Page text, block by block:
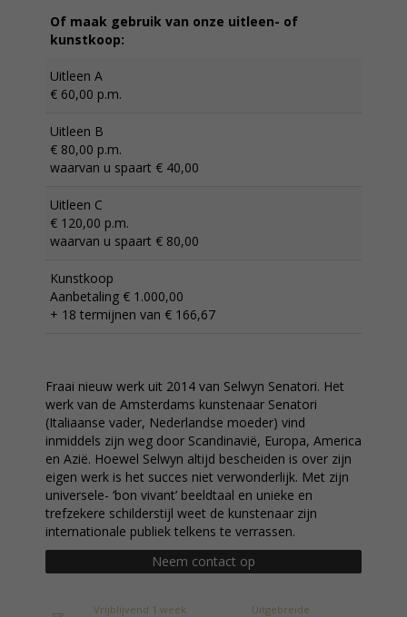
Of maak gebruik van onze uitleen- of
kunstkoop:
Uitleen A
€ 60,00 p.m.
Uitleen B
€ 80,00 p.m.
waarvan u spaart € 40,00
Uitleen C
€ 120,00 p.m.
waarvan u spaart € 80,00
Kunstkoop
Aanbetaling € 1.000,00
+ 18 termijnen van € 166,67
Fraai nieuw werk uit 2014 van Selwyn Senatori. Het
werk van de Amsterdams kunstenaar Senatori
(Italiaanse vader, Nederlandse moeder) vind
inmiddels zijn weg door Scandinavië, Europa, America
en Azië. Hoewel Selwyn altijd bescheiden is over zijn
eigen werk is het succes niet verwonderlijk. Met zijn
universele- ‘bon vivant’ beeldtaal en unieke en
trefzekere schilderstijl weet de kunstenaar zijn
internationale publiek telkens te verrassen.
Neem contact op
Vrijblijvend 1 week
Uitgebreide